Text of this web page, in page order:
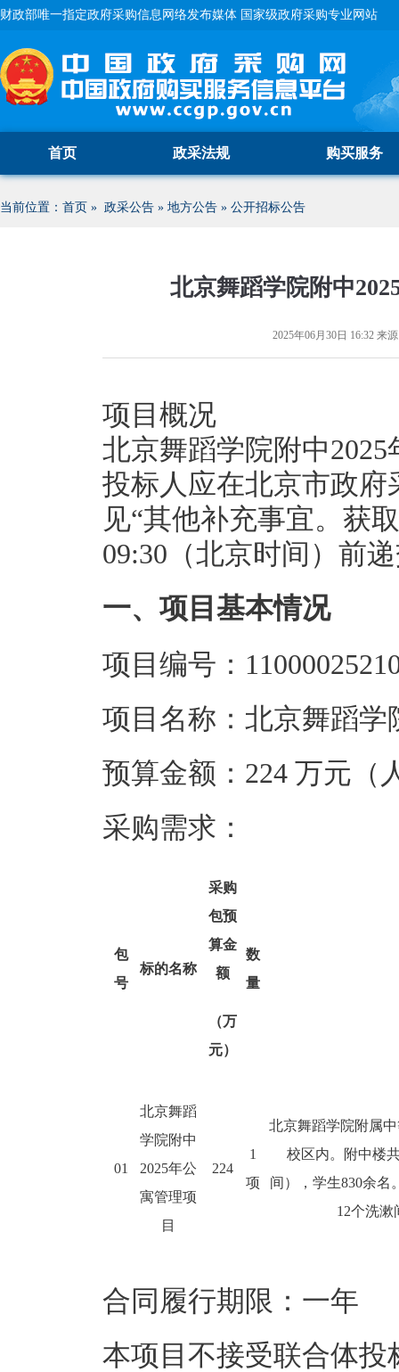
财政部唯一指定政府采购信息网络发布媒体 国家级政府采购专业网站
首页 政采法规 购买服务
当前位置： 首页 » 政采公告 » 地方公告 » 公开招标公告
北京舞蹈学院附中
2025年06月30日 16:32 来
项目概况
北京舞蹈学院附中
投标人应在北京市政
见“其他补充事宜。获
09:30（北京时间）前
一、项目基本情况
项目编号：
项目名称：北京舞蹈学
预算金额：224 万元（
采购需求：
包
号
标的名称
采购
包预
算金
额
（万
元）
数
量
01
北京舞蹈
学院附中
2025年公
寓管理项
目
224
1
项
北京舞蹈学院附属
校区内。附中楼
间），学生830余名
12个洗漱
合同履行期限：一年
本项目不接受联合体投